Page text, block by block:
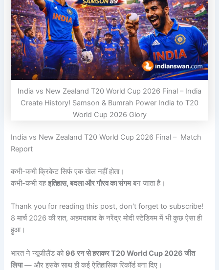
India vs New Zealand T20 World Cup 2026 Final – India
Create History! Samson & Bumrah Power India to T20
World Cup 2026 Glory
India vs New Zealand T20 World Cup 2026 Final – Match
Report
कभी-कभी क्रिकेट सिर्फ एक खेल नहीं होता।
कभी-कभी यहइतिहास, बदला और गौरव का संगमबन जाता है।
Thank you for reading this post, don't forget to subscribe!
8 मार्च 2026 की रात, अहमदाबाद के नरेंद्र मोदी स्टेडियम में भी कुछ ऐसा ही
हुआ।
भारत ने न्यूजीलैंड को 96 रन से हराकर T20 World Cup 2026 जीत
लिया— और इसके साथ ही कई ऐतिहासिक रिकॉर्ड बना दिए।